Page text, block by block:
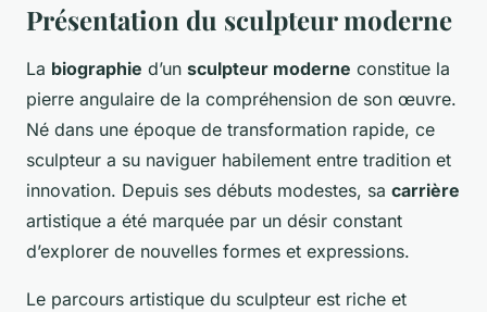
Présentation du sculpteur moderne
La biographie d’un sculpteur moderne constitue la
pierre angulaire de la compréhension de son œuvre.
Né dans une époque de transformation rapide, ce
sculpteur a su naviguer habilement entre tradition et
innovation. Depuis ses débuts modestes, sa carrière
artistique a été marquée par un désir constant
d’explorer de nouvelles formes et expressions.
Le parcours artistique du sculpteur est riche et